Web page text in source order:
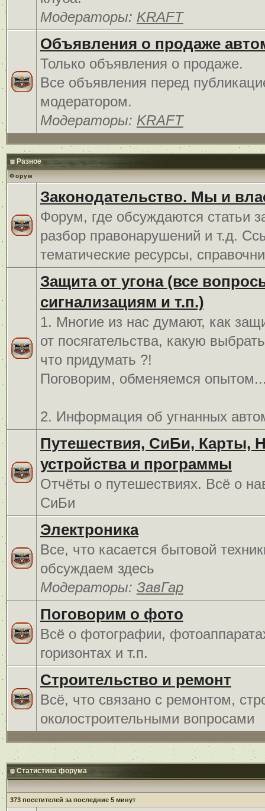
Модераторы: KRAFT
Объявления о продаже
Только объявления о продаже.
Все объявления перед
модератором.
Модераторы: KRAFT
Разное
Форум
Законодательство. Мы и
Форум, где обсуждаются статьи
разбор правонарушений и т.д.
тематические ресурсы,
Защита от угона (все
сигнализациям и т.п.)
1. Многие из нас думают, как
от посягательства, какую
что придумать ?!
Поговорим, обменяемся
2. Информация об угнанных
Путешествия, СиБи, Карты,
устройства и программы
Отчёты о путешествиях. Всё о
СиБи
Электроника
Все, что касается бытовой
обсуждаем здесь
Модераторы: ЗавГар
Поговорим о фото
Всё о фотографии,
горизонтах и т.п.
Строительство и ремонт
Всё, что связано с ремонтом,
околостроительными вопросами
Статистика форума
373 посетителей за последние 5 минут